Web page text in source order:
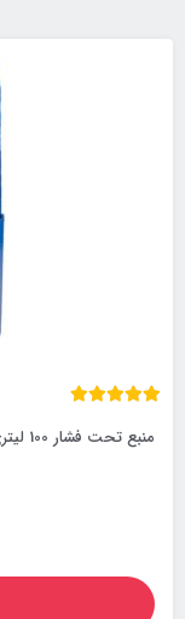
منبع تحت فشار 100 لیتری الکتروساز